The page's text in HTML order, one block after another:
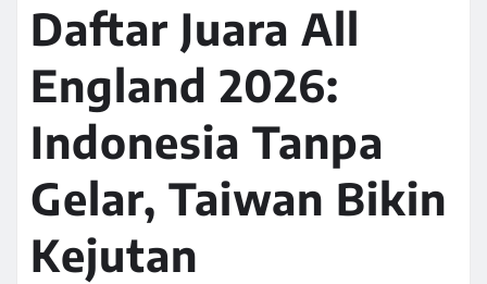
Daftar Juara All
England 2026:
Indonesia Tanpa
Gelar, Taiwan Bikin
Kejutan